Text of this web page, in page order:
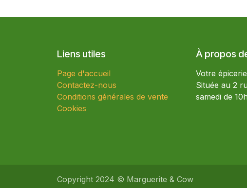
Liens utiles
Page d'accueil
Contactez-nous
Conditions générales de vente
Cookies
À propos
Votre
Située au 2
samedi de
Copyright 2024 © Marguerite & Cow